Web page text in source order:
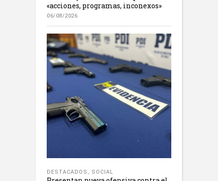
«acciones, programas, inconexos»
06/08/2026
DESTACADOS , SOCIAL